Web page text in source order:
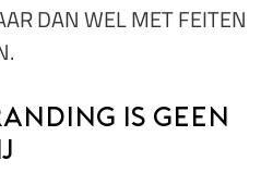
DAN WEL MET FEITEN
is geen